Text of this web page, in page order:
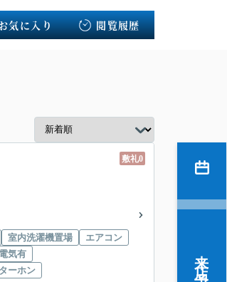
気に入り 閲覧履歴
敷礼0
室内洗濯機置場
エアコン
電気有
ーホン
来店予約